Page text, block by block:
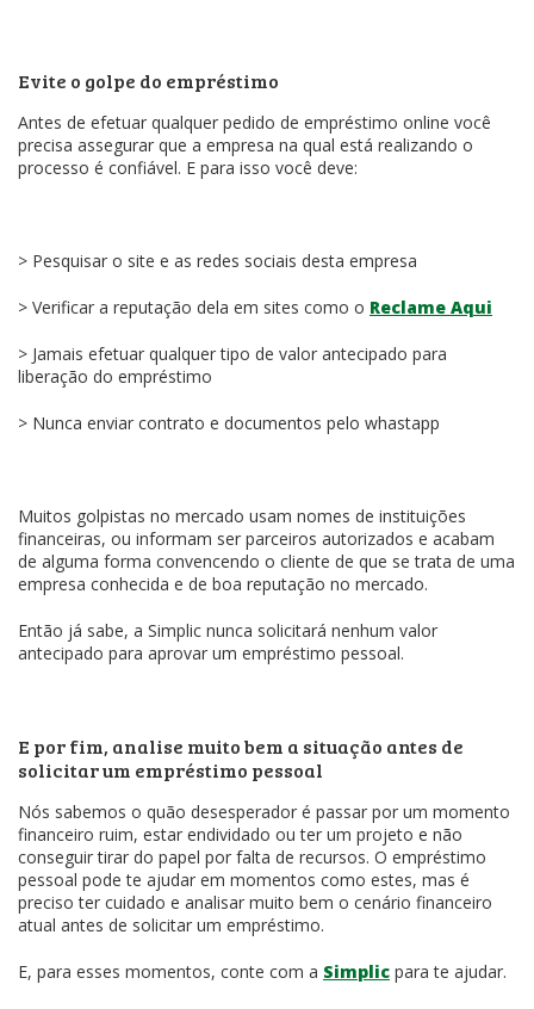
Evite o golpe do empréstimo
Antes de efetuar qualquer pedido de empréstimo online você
precisa assegurar que a empresa na qual está realizando o
processo é confiável. E para isso você deve:
> Pesquisar o site e as redes sociais desta empresa
> Verificar a reputação dela em sites como o Reclame Aqui
> Jamais efetuar qualquer tipo de valor antecipado para
liberação do empréstimo
> Nunca enviar contrato e documentos pelo whastapp
Muitos golpistas no mercado usam nomes de instituições
financeiras, ou informam ser parceiros autorizados e acabam
de alguma forma convencendo o cliente de que se trata de uma
empresa conhecida e de boa reputação no mercado.
Então já sabe, a Simplic nunca solicitará nenhum valor
antecipado para aprovar um empréstimo pessoal.
E por fim, analise muito bem a situação antes de
solicitar um empréstimo pessoal
Nós sabemos o quão desesperador é passar por um momento
financeiro ruim, estar endividado ou ter um projeto e não
conseguir tirar do papel por falta de recursos. O empréstimo
pessoal pode te ajudar em momentos como estes, mas é
preciso ter cuidado e analisar muito bem o cenário financeiro
atual antes de solicitar um empréstimo.
E, para esses momentos, conte com a Simplic para te ajudar.